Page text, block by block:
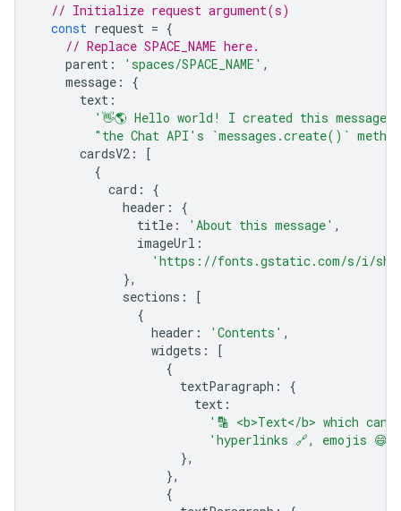
// Initialize request argument(s)
const request = {
// Replace SPACE_NAME here.
parent : 'spaces/SPACE_NAME' ,
message :
{
text :
'👋🌎 Hello world! I created this
"the Chat API's `messages.create()`
cardsV2 :
[
{
card :
{
header :
{
title : 'About this message' ,
imageUrl :
'https://fonts.gstatic.com/s/i/
},
sections :
[
{
header : 'Contents' ,
widgets :
[
{
textParagraph :
{
text :
'🔡 <b>Text</b> which
'hyperlinks 🔗, emojis
},
},
{